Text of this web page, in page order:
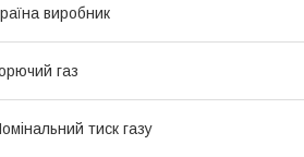
виробник
газ
тиск газу